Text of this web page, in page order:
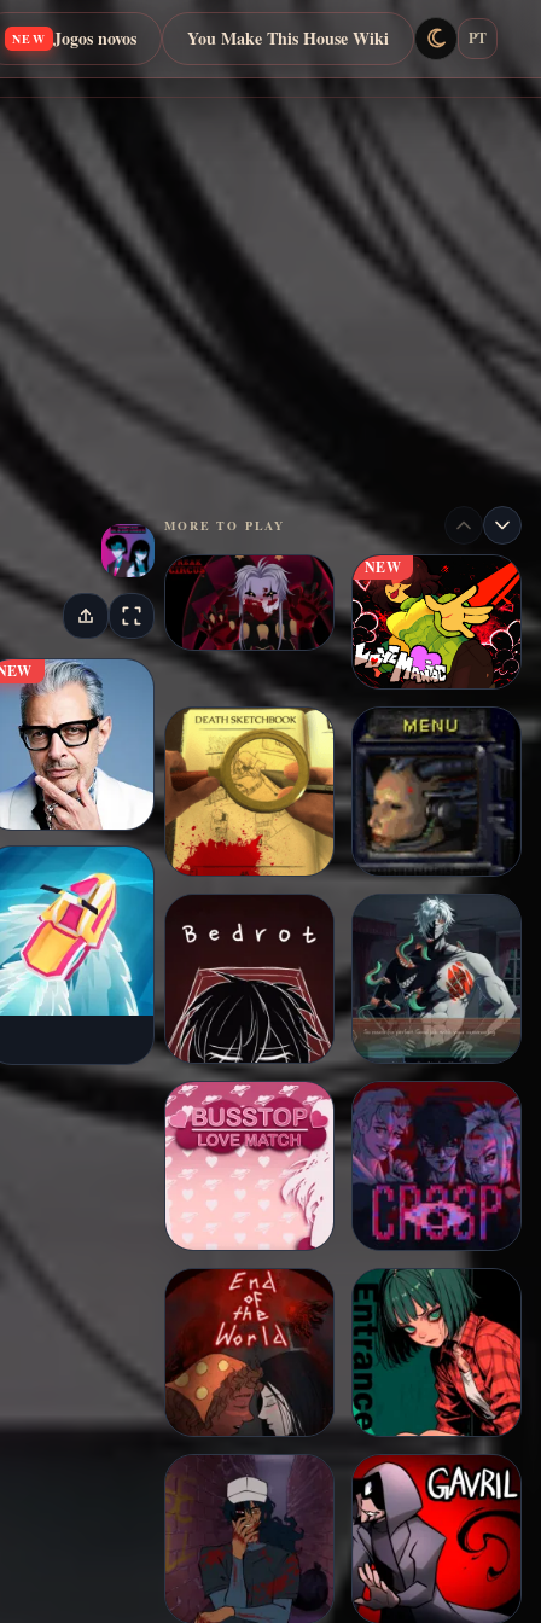
NEW Jogos novos You Make This House Wiki PT
MORE TO PLAY
NEW